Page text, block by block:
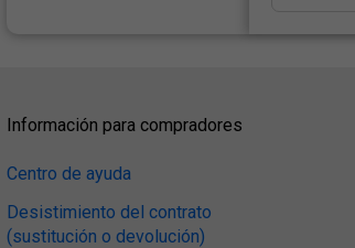
Información para compradores
Centro de ayuda
Desistimiento del contrato
(sustitución o devolución)